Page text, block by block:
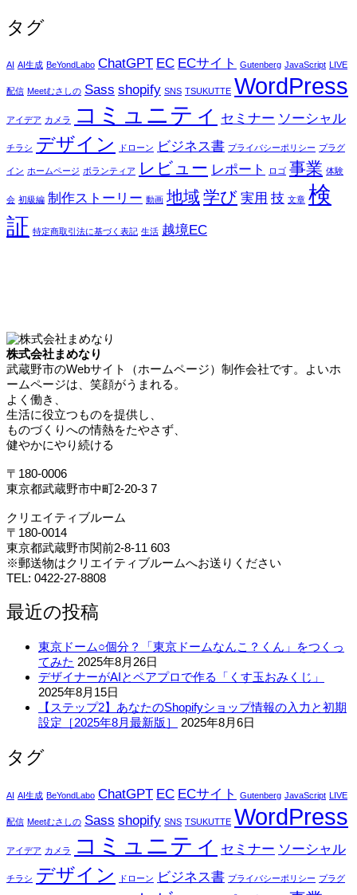
タグ
AI AI生成 BeYondLabo ChatGPT EC ECサイト Gutenberg JavaScript LIVE
配信 Meetむさしの Sass shopify SNS TSUKUTTE WordPress
アイデア カメラ コミュニティ セミナー ソーシャル
チラシ デザイン ドローン ビジネス書 プライバシーポリシー プラグ
イン ホームページ ボランティア レビュー レポート ロゴ 事業 体験
会 初級編 制作ストーリー 動画 地域学び 実用 技 文章 検
証 特定商取引法に基づく表記 生活 越境EC
株式会社まめなり
武蔵野市のWebサイト（ホームページ）制作会社です。よいホ
ームページは、笑顔がうまれる。
よく働き、
生活に役立つものを提供し、
ものづくりへの情熱をたやさず、
健やかにやり続ける
〒180-0006
東京都武蔵野市中町2-20-3 7
クリエイティブルーム
〒180-0014
東京都武蔵野市関前2-8-11 603
※郵送物はクリエイティブルームへお送りください
TEL: 0422-27-8808
最近の投稿
東京ドーム○個分？「東京ドームなんこ？くん」をつくっ
てみた 2025年8月26日
デザイナーがAIとペアプロで作る「くす玉おみくじ」
2025年8月15日
【ステップ2】あなたのShopifyショップ情報の入力と初期
設定［2025年8月最新版］
2025年8月6日
タグ
AI AI生成 BeYondLabo ChatGPT EC ECサイト Gutenberg JavaScript LIVE
配信 Meetむさしの Sass shopify SNS TSUKUTTE WordPress
アイデア カメラ コミュニティ セミナー ソーシャル
チラシ デザイン ドローン ビジネス書 プライバシーポリシー プラグ